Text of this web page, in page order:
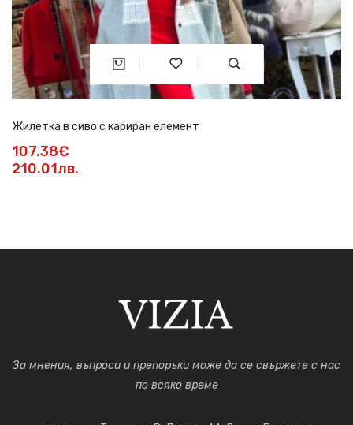
Жилетка в сиво с кариран елемент
107.38€
210.01лв.
За мнения, въпроси и препоръки може да се свържете с нас
по всяко време